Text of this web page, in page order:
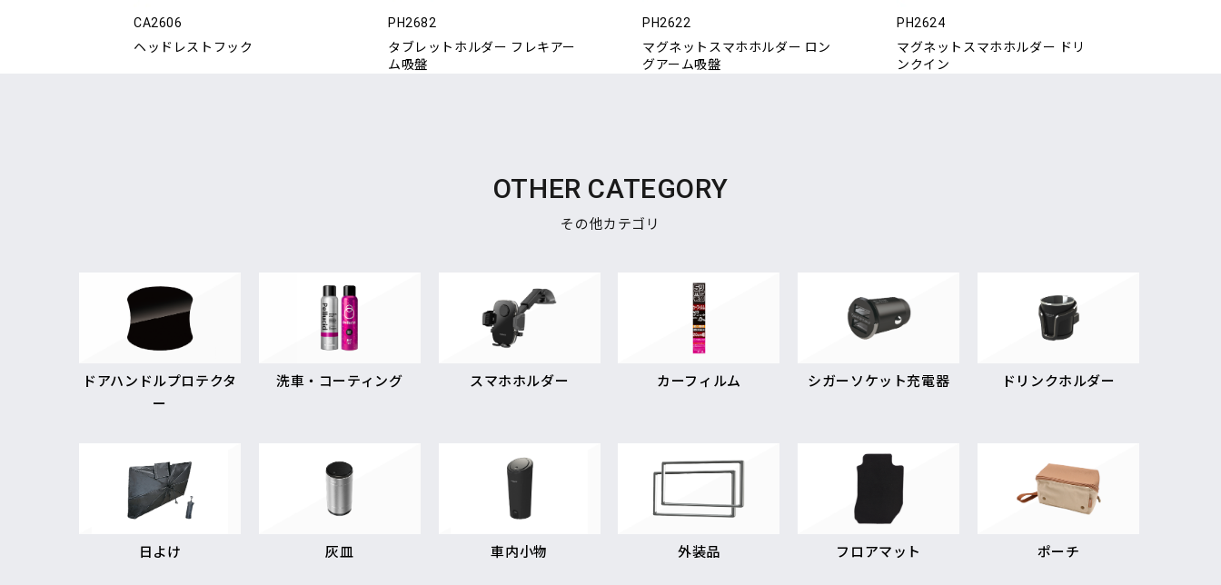
CA2606
ヘッドレストフック
PH2682
タブレットホルダー フレキアー
ム吸盤
PH2622
マグネットスマホホルダー ロン
グアーム吸盤
PH2624
マグネットスマホホルダー ドリ
ンクイン
OTHER CATEGORY
その他カテゴリ
ドアハンドルプロテクタ
ー
洗車・コーティング スマホホルダー カーフィルム シガーソケット充電器 ドリンクホルダー
日よけ 灰皿 車内小物 外装品 フロアマット ポーチ